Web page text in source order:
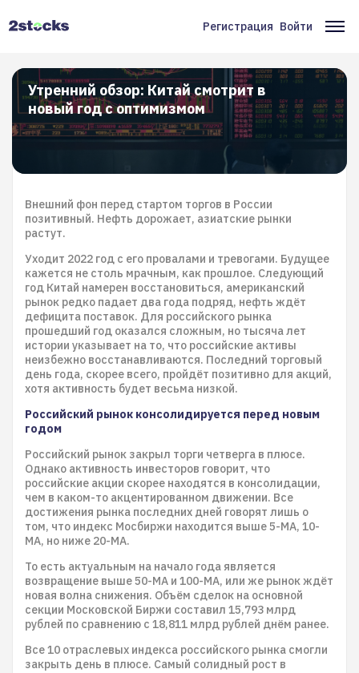
Меню
учётной
записи
пользователя
Регистрация Войти
Утренний обзор: Китай смотрит в
новый год с оптимизмом
Внешний фон перед стартом торгов в России
позитивный. Нефть дорожает, азиатские рынки
растут.
Уходит 2022 год с его провалами и тревогами. Будущее
кажется не столь мрачным, как прошлое. Следующий
год Китай намерен восстановиться, американский
рынок редко падает два года подряд, нефть ждёт
дефицита поставок. Для российского рынка
прошедший год оказался сложным, но тысяча лет
истории указывает на то, что российские активы
неизбежно восстанавливаются. Последний торговый
день года, скорее всего, пройдёт позитивно для акций,
хотя активность будет весьма низкой.
Российский рынок консолидируется перед новым
годом
Российский рынок закрыл торги четверга в плюсе.
Однако активность инвесторов говорит, что
российские акции скорее находятся в консолидации,
чем в каком-то акцентированном движении. Все
достижения рынка последних дней говорят лишь о
том, что индекс Мосбиржи находится выше 5-MA, 10-
MA, но ниже 20-MA.
То есть актуальным на начало года является
возвращение выше 50-MA и 100-MA, или же рынок ждёт
новая волна снижения. Объём сделок на основной
секции Московской Биржи составил 15,793 млрд
рублей по сравнению с 18,811 млрд рублей днём ранее.
Все 10 отраслевых индекса российского рынка смогли
закрыть день в плюсе. Самый солидный рост в